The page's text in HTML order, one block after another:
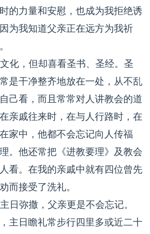
的力量和安慰，也成为我拒绝诱
为我知道父亲正在远方为我祈
化，但却喜看圣书、圣经。圣
是干净整齐地放在一处，从不乱
己看，而且常常对人讲教会的道
亲戚往来时，在与人行路时，在
家中，他都不会忘记向人传福
。他还常把《进教要理》及教会
看。在我的亲戚中就有四位曾先
而接受了洗礼。
日弥撒，父亲更是不会忘记。
主日瞻礼常步行四里多或近二十